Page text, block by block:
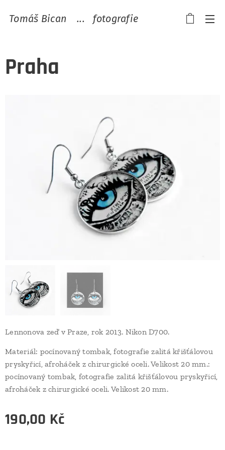
Tomáš Bican ... fotografie
Praha
Lennonova zeď v Praze, rok 2013. Nikon D700.
Materiál: pocínovaný tombak, fotografie zalitá křišťálovou
pryskyřicí, afroháček z chirurgické oceli. Velikost 20 mm.:
pocínovaný tombak, fotografie zalitá křišťálovou pryskyřicí,
afroháček z chirurgické oceli. Velikost 20 mm.
190,00 Kč